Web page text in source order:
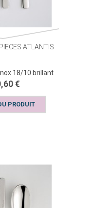
ATLANTIS
18/10 brillant
€
PRODUIT